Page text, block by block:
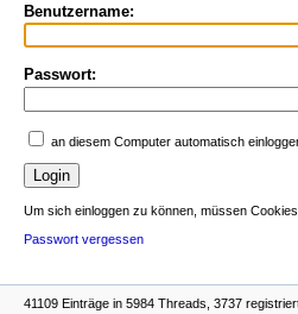
Benutzername:
Passwort:
an diesem Computer automatisch
Um sich einloggen zu können, müssen
Passwort vergessen
41109 Einträge in 5984 Threads, 3737